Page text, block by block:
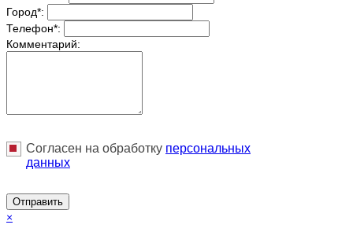
Город*:
Телефон*:
Комментарий:
Согласен на обработку персональныx
данных
Отправить
×